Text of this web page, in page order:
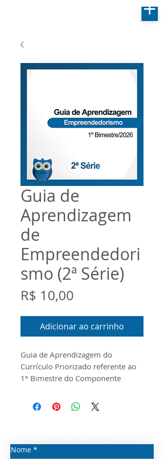
Guia de
Aprendizagem
de
Empreendedori
smo (2ª Série)
R$ 10,00
Adicionar ao carrinho
Guia de Aprendizagem do
Currículo Priorizado referente ao
1º Bimestre do Componente
para a 2ª Série do Ensino Médio.
O documento foi
disponibilizados pela Seduc/SP
Nome *